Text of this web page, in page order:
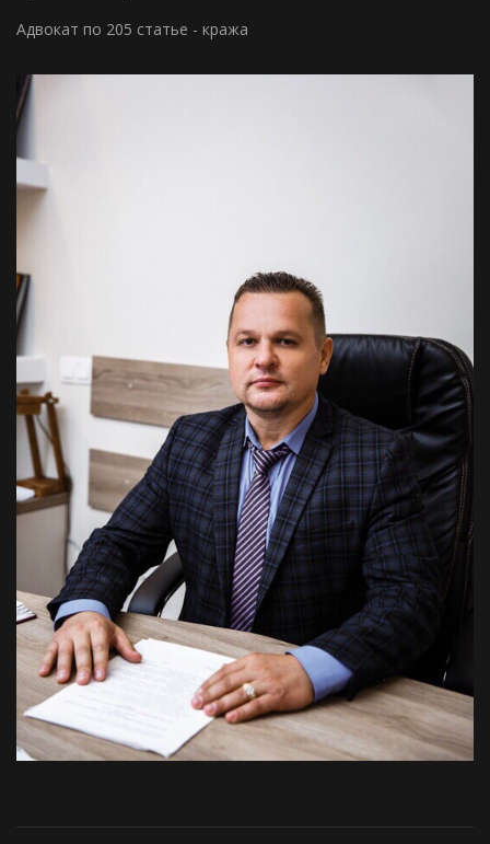
Адвокат по 205 статье - кража